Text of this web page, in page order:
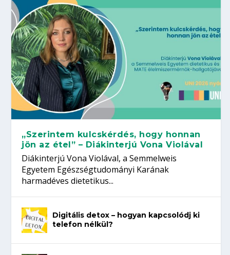
„Szerintem kulcskérdés, hogy honnan
jön az étel” – Diákinterjú Vona Violával
Diákinterjú Vona Violával, a Semmelweis
Egyetem Egészségtudományi Karának
harmadéves dietetikus...
Digitális detox – hogyan kapcsolódj ki
telefon nélkül?